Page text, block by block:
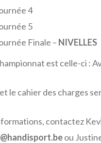
4
5
Finale – NIVELLES
est celle-ci :
le cahier des charges
contactez
ou